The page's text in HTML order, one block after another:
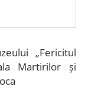
„Fericitul
Martirilor și